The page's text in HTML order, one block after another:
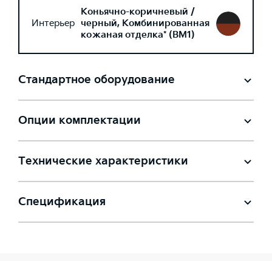
Интерьер
Коньячно-коричневый /
черный, Комбинированная
кожаная отделка* (BM1)
Стандартное оборудование
Опции комплектации
Технические характеристики
Спецификация